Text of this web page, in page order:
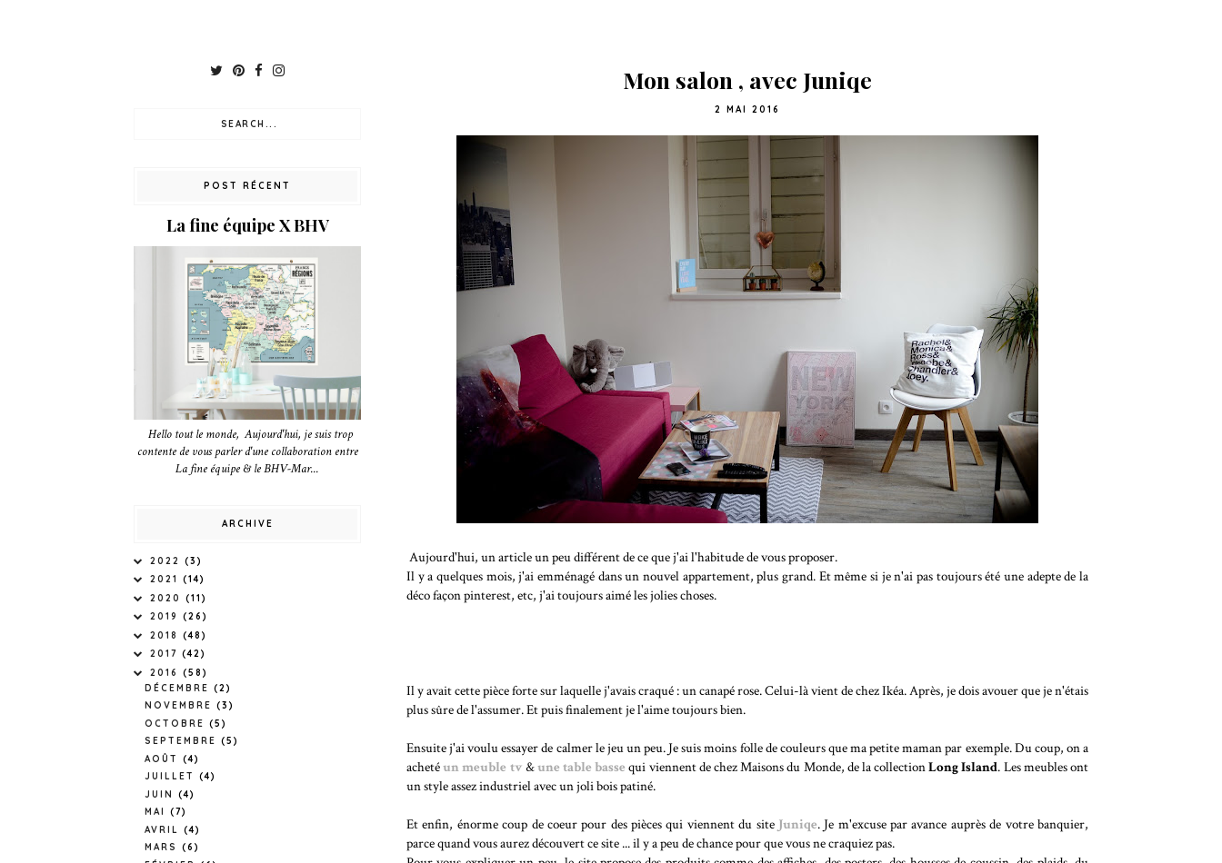
Mon salon , avec Juniqe
2 MAI 2016
Aujourd'hui, un article un peu différent de ce que j'ai l'habitude de vous proposer.
Il y a quelques mois, j'ai emménagé dans un nouvel appartement, plus grand. Et même si je n'ai pas toujours été une adepte de la
déco façon pinterest, etc, j'ai toujours aimé les jolies choses.
Il y avait cette pièce forte sur laquelle j'avais craqué : un canapé rose. Celui-là vient de chez Ikéa. Après, je dois avouer que je n'étais
plus sûre de l'assumer. Et puis finalement je l'aime toujours bien.
Ensuite j'ai voulu essayer de calmer le jeu un peu. Je suis moins folle de couleurs que ma petite maman par exemple. Du coup, on a
achetéun meuble tv &une table basse qui viennent de chez Maisons du Monde, de la collectionLong Island. Les meubles ont
un style assez industriel avec un joli bois patiné.
Et enfin, énorme coup de coeur pour des pièces qui viennent du site Juniqe. Je m'excuse par avance auprès de votre banquier,
parce quand vous aurez découvert ce site ... il y a peu de chance pour que vous ne craquiez pas.
POST RÉCENT
La fine équipe X BHV
Hello tout le monde, Aujourd'hui, je suis trop
contente de vous parler d'une collaboration entre
La fine équipe & le BHV-Mar...
ARCHIVE
2022 (3)
2021 (14)
2020 (11)
2019 (26)
2018 (48)
2017 (42)
2016 (58)
DÉCEMBRE (2)
NOVEMBRE (3)
OCTOBRE (5)
SEPTEMBRE (5)
AOÛT (4)
JUILLET (4)
JUIN (4)
MAI (7)
AVRIL (4)
MARS (6)